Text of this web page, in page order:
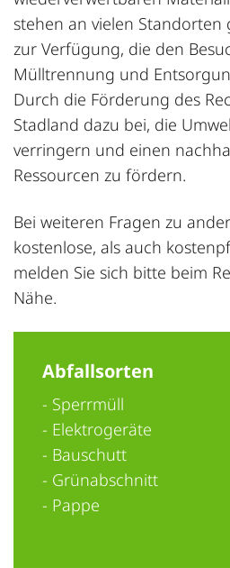
stehen an vielen
zur Verfügung, die den
Mülltrennung und
Durch die Förderung des
Stadland dazu bei, die
verringern und einen
Ressourcen zu fördern.
Bei weiteren Fragen zu
kostenlose, als auch
melden Sie sich bitte beim
Nähe.
Abfallsorten
- Sperrmüll
- Elektrogeräte
- Bauschutt
- Grünabschnitt
- Pappe